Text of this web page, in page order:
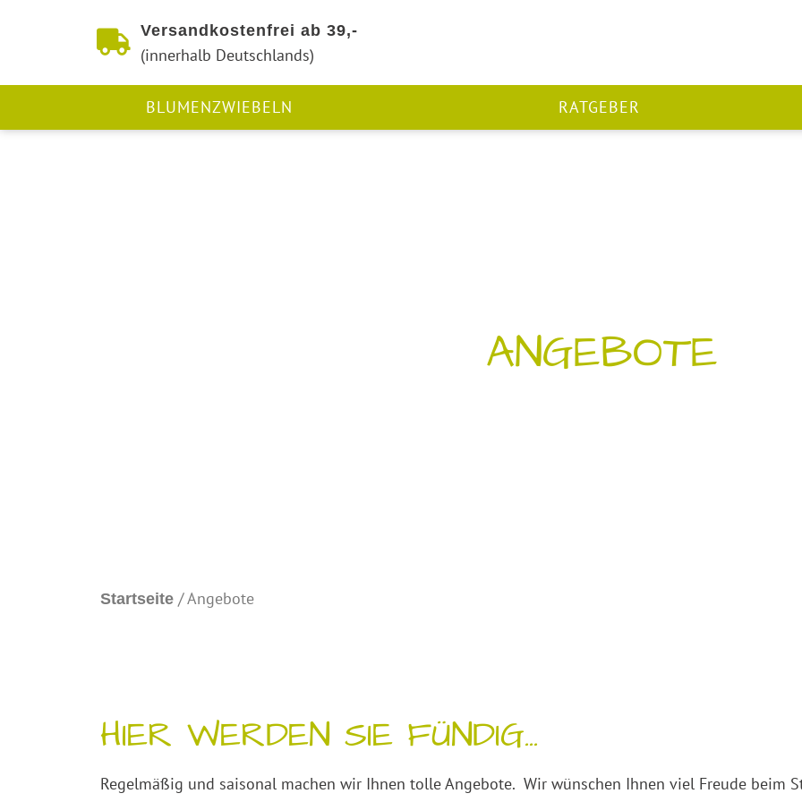
Versandkostenfrei ab 39,-
(innerhalb Deutschlands)
BLUMENZWIEBELN RATGEBER
ANGEBOTE
Startseite / Angebote
HIER WERDEN SIE FÜNDIG...
Regelmäßig und saisonal machen wir Ihnen tolle Angebote. Wir wünschen Ihnen viel Freude beim